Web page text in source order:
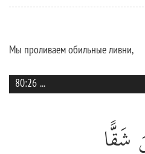
Мы проливаем обильные ливни,
80:26 ...
شَقًّا